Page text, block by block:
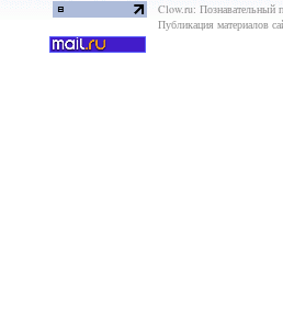
Clow.ru: Познавательный
Публикация материалов